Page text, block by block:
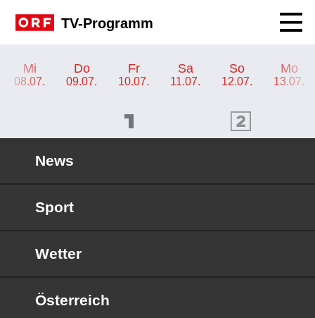
TV-Programm
Mi
08.07.
Do
09.07.
Fr
10.07.
Sa
11.07.
So
12.07.
Mo
13.07.
ORF 2 Programm
News
Sport
Wetter
Österreich